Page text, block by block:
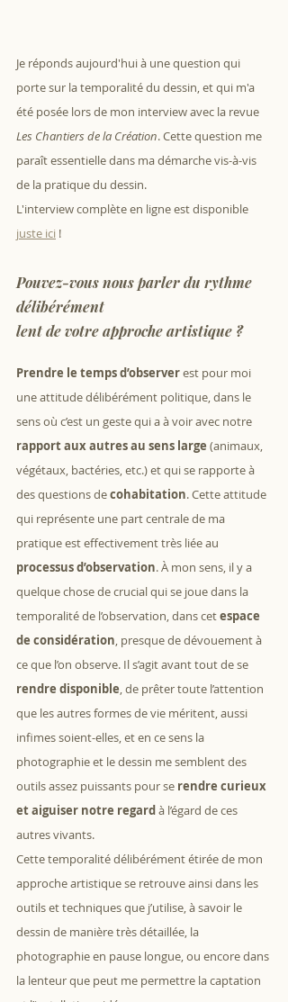
Je réponds aujourd'hui à une question qui
porte sur la temporalité du dessin, et qui m'a
été posée lors de mon interview avec la revue
Les Chantiers de la Création. Cette question me
paraît essentielle dans ma démarche vis-à-vis
de la pratique du dessin.
L'interview complète en ligne est disponible
juste ici !
Pouvez-vous nous parler du rythme
délibérément
lent de votre approche artistique ?
Prendre le temps d’observer est pour moi
une attitude délibérément politique, dans le
sens où c’est un geste qui a à voir avec notre
rapport aux autres au sens large (animaux,
végétaux, bactéries, etc.) et qui se rapporte à
des questions de cohabitation. Cette attitude
qui représente une part centrale de ma
pratique est effectivement très liée au
processus d’observation. À mon sens, il y a
quelque chose de crucial qui se joue dans la
temporalité de l’observation, dans cet espace
de considération, presque de dévouement à
ce que l’on observe. Il s’agit avant tout de se
rendre disponible, de prêter toute l’attention
que les autres formes de vie méritent, aussi
infimes soient-elles, et en ce sens la
photographie et le dessin me semblent des
outils assez puissants pour se rendre curieux
et aiguiser notre regard à l’égard de ces
autres vivants.
Cette temporalité délibérément étirée de mon
approche artistique se retrouve ainsi dans les
outils et techniques que j’utilise, à savoir le
dessin de manière très détaillée, la
photographie en pause longue, ou encore dans
la lenteur que peut me permettre la captation